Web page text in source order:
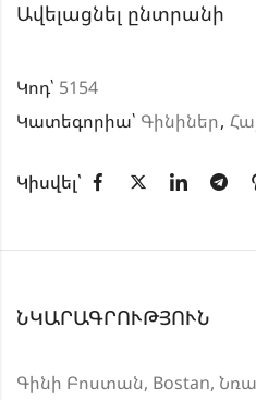
Ավելացնել ընտրանի
Կոդ՝ 5154
Կատեգորիա՝ Գինիներ,
Կիսվել՝
ՆԿԱՐԱԳՐՈՒԹՅՈՒՆ
Գինի Բոստան, Bostan,